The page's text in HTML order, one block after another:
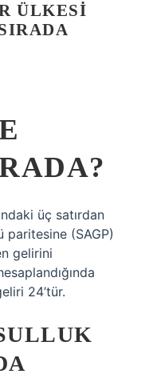
ÜLKESI
üç satırdan
paritesine (SAGP)
gelirini
24’tür.